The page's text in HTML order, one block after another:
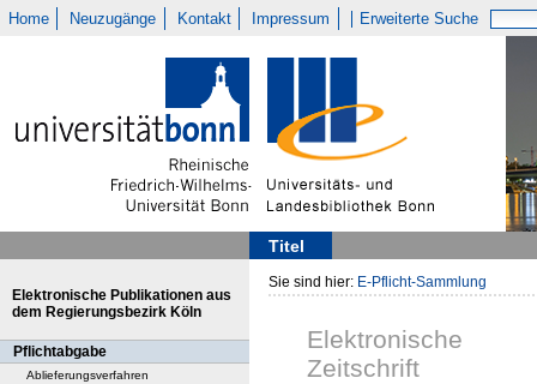
Home Neuzugänge Kontakt Impressum Erweiterte Suche
Titel
Elektronische Publikationen aus
dem Regierungsbezirk Köln
Pflichtabgabe
Ablieferungsverfahren
Sie sind hier: E-Pflicht-Sammlung
Elektronische
Zeitschrift